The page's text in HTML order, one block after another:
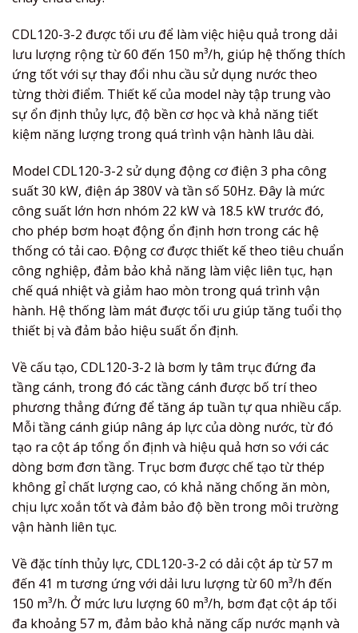
CDL120-3-2 được tối ưu để làm việc hiệu quả trong dải
lưu lượng rộng từ 60 đến 150 m³/h, giúp hệ thống thích
ứng tốt với sự thay đổi nhu cầu sử dụng nước theo
từng thời điểm. Thiết kế của model này tập trung vào
sự ổn định thủy lực, độ bền cơ học và khả năng tiết
kiệm năng lượng trong quá trình vận hành lâu dài.
Model CDL120-3-2 sử dụng động cơ điện 3 pha công
suất 30 kW, điện áp 380V và tần số 50Hz. Đây là mức
công suất lớn hơn nhóm 22 kW và 18.5 kW trước đó,
cho phép bơm hoạt động ổn định hơn trong các hệ
thống có tải cao. Động cơ được thiết kế theo tiêu chuẩn
công nghiệp, đảm bảo khả năng làm việc liên tục, hạn
chế quá nhiệt và giảm hao mòn trong quá trình vận
hành. Hệ thống làm mát được tối ưu giúp tăng tuổi thọ
thiết bị và đảm bảo hiệu suất ổn định.
Về cấu tạo, CDL120-3-2 là bơm ly tâm trục đứng đa
tầng cánh, trong đó các tầng cánh được bố trí theo
phương thẳng đứng để tăng áp tuần tự qua nhiều cấp.
Mỗi tầng cánh giúp nâng áp lực của dòng nước, từ đó
tạo ra cột áp tổng ổn định và hiệu quả hơn so với các
dòng bơm đơn tầng. Trục bơm được chế tạo từ thép
không gỉ chất lượng cao, có khả năng chống ăn mòn,
chịu lực xoắn tốt và đảm bảo độ bền trong môi trường
vận hành liên tục.
Về đặc tính thủy lực, CDL120-3-2 có dải cột áp từ 57 m
đến 41 m tương ứng với dải lưu lượng từ 60 m³/h đến
150 m³/h. Ở mức lưu lượng 60 m³/h, bơm đạt cột áp tối
đa khoảng 57 m, đảm bảo khả năng cấp nước mạnh và